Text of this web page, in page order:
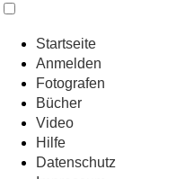
Startseite
Anmelden
Fotografen
Bücher
Video
Hilfe
Datenschutz